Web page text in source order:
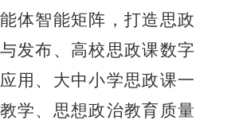
体智能矩阵，打造思政
发布、高校思政课数字
用、大中小学思政课一
学、思想政治教育质量